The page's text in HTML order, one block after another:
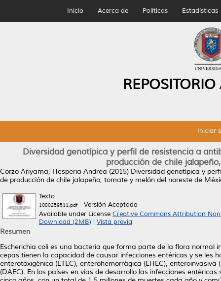
Inicio Acerca de Políticas Estadísticas
Iniciar
Diversidad genotípica y perfil de resistencia a
producción de chile
Corzo Ariyama, Hesperia Andrea (2015) Diversidad genotípica y
de producción de chile jalapeño, tomate y melón del noreste de
Texto
1080259511.pdf- Versión Aceptada
Available under License Creative Commons Attribution
Download (2MB)
Vista previa
Resumen
Escherichia coli es una bacteria que forma parte de la flora normal
cepas tienen la capacidad de causar infecciones entéricas y se les
enterotoxigénica (ETEC), enterohemorrágica (EHEC),
(DAEC). En los países en vías de desarrollo las infecciones